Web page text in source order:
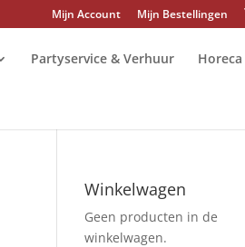
Mijn Account Mijn Bestellingen
Partyservice & Verhuur Horeca
Winkelwagen
Geen producten in de
winkelwagen.